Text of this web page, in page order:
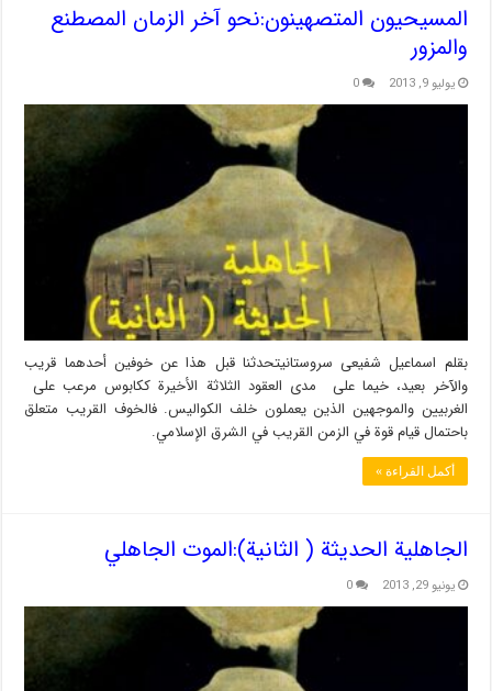
المسيحيون المتصهينون:نحو آخر الزمان المصطنع
والمزور
يوليو 9, 2013 0
بقلم اسماعیل شفیعی سروستانیتحدثنا قبل هذا عن خوفين أحدهما قريب
والآخر بعيد، خيما على مدى العقود الثلاثة الأخيرة ككابوس مرعب على
الغربيين والموجهين الذين يعملون خلف الكواليس. فالخوف القريب متعلق
باحتمال قيام قوة في الزمن القريب في الشرق الإسلامي.
أكمل القراءة »
الجاهلية الحديثة ( الثانية):الموت الجاهلي
يونيو 29, 2013 0